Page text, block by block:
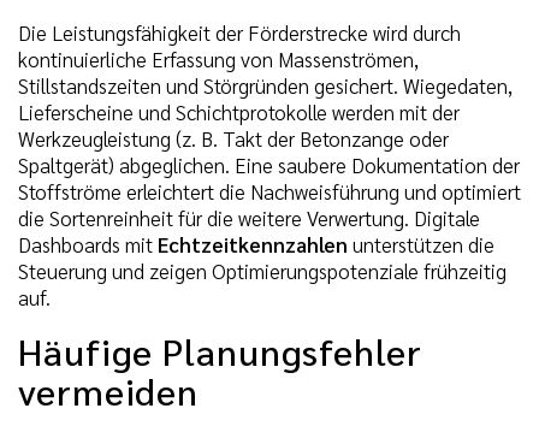
Die Leistungsfähigkeit der Förderstrecke wird durch
kontinuierliche Erfassung von Massenströmen,
Stillstandszeiten und Störgründen gesichert. Wiegedaten,
Lieferscheine und Schichtprotokolle werden mit der
Werkzeugleistung (z. B. Takt der Betonzange oder
Spaltgerät) abgeglichen. Eine saubere Dokumentation der
Stoffströme erleichtert die Nachweisführung und optimiert
die Sortenreinheit für die weitere Verwertung. Digitale
Dashboards mit Echtzeitkennzahlen unterstützen die
Steuerung und zeigen Optimierungspotenziale frühzeitig
auf.
Häufige Planungsfehler
vermeiden